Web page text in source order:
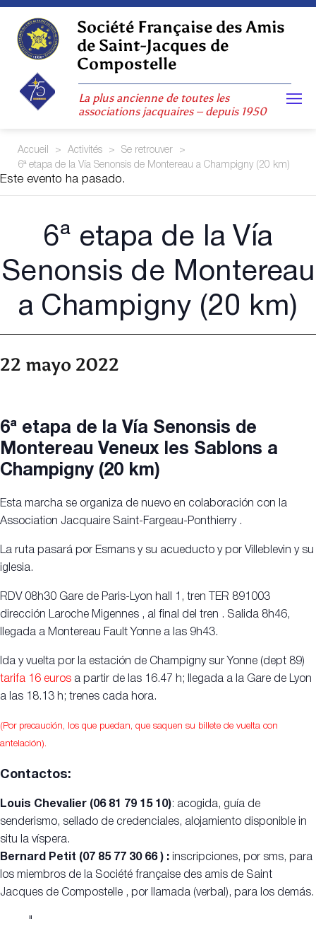
Skip
content
Société Française des Amis
de Saint-Jacques de
Compostelle
La plus ancienne de toutes les
associations jacquaires – depuis 1950
Accueil > Activités > Se retrouver
>
6ª etapa de la Vía Senonsis de Montereau a Champigny (20 km)
Este evento ha pasado.
6ª etapa de la Vía
Senonsis de Montereau
a Champigny (20 km)
22 mayo 2022
6ª etapa de la Vía Senonsis de
Montereau Veneux les Sablons a
Champigny (20 km)
Esta marcha se organiza de nuevo en colaboración con la
Association Jacquaire Saint-Fargeau-Ponthierry .
La ruta pasará por Esmans y su acueducto y por Villeblevin y su
iglesia.
RDV 08h30 Gare de Paris-Lyon hall 1, tren TER 891003
dirección Laroche Migennes , al final del tren . Salida 8h46,
llegada a Montereau Fault Yonne a las 9h43.
Ida y vuelta por la estación de Champigny sur Yonne (dept 89)
tarifa 16 euros a partir de las 16.47 h; llegada a la Gare de Lyon
a las 18.13 h; trenes cada hora.
(Por precaución, los que puedan, que saquen su billete de vuelta con
antelación).
Contactos:
Louis Chevalier (06 81 79 15 10): acogida, guía de
senderismo, sellado de credenciales, alojamiento disponible in
situ la víspera.
Bernard Petit (07 85 77 30 66 ) : inscripciones, por sms, para
los miembros de la Société française des amis de Saint
Jacques de Compostelle , por llamada (verbal), para los demás.